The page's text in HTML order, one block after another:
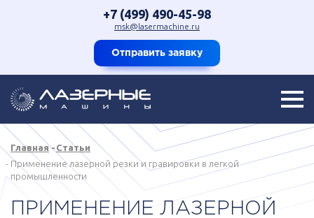
Отправить заявку
msk@lasermachine.ru
+7 (499) 490-45-98
Главная
Статьи
Применение лазерной резки и гравировки в легкой
промышленности
ПРИМЕНЕНИЕ ЛАЗЕРНОЙ